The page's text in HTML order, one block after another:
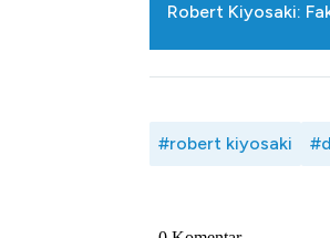
Robert Kiyosaki:
#robert kiyosaki